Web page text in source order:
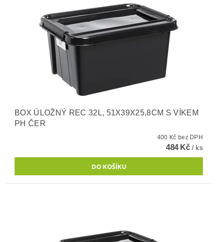
BOX ÚLOŽNÝ REC 32L, 51X39X25,8CM S VÍKEM
PH ČER
400 Kč bez DPH
484 Kč/ ks